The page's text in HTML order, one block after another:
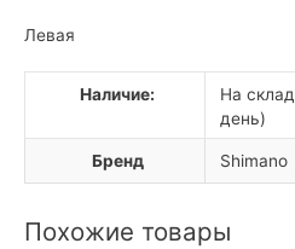
скорости
Левая
Наличие:
На
день)
Бренд Shimano
Похожие товары